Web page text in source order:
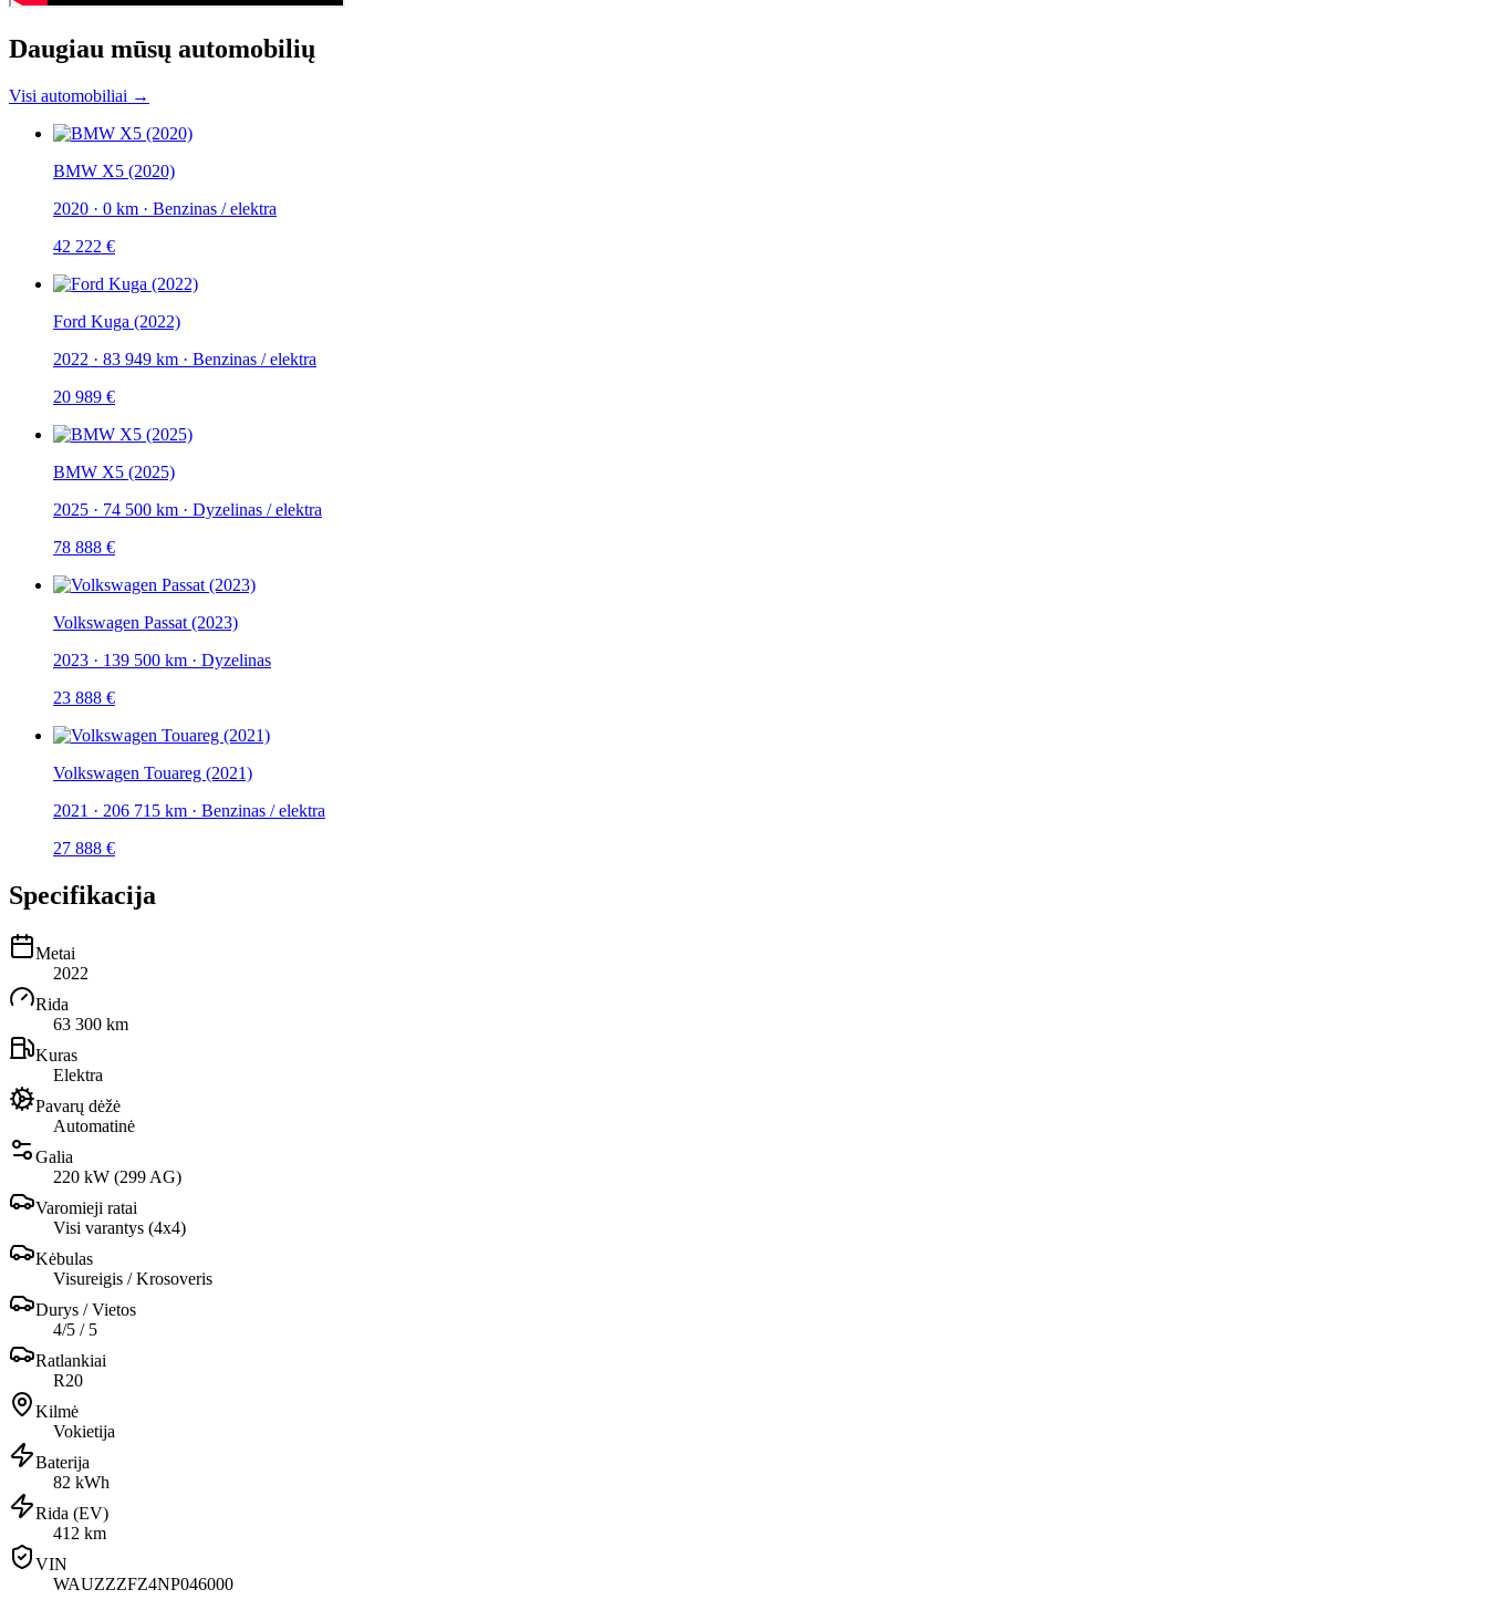
Daugiau mūsų automobilių
Visi automobiliai →
BMW X5 (2020)
2020 · 0 km · Benzinas / elektra
42 222 €
Ford Kuga (2022)
2022 · 83 949 km · Benzinas / elektra
20 989 €
BMW X5 (2025)
2025 · 74 500 km · Dyzelinas / elektra
78 888 €
Volkswagen Passat (2023)
2023 · 139 500 km · Dyzelinas
23 888 €
Volkswagen Touareg (2021)
2021 · 206 715 km · Benzinas / elektra
27 888 €
Specifikacija
Metai
2022
Rida
63 300 km
Kuras
Elektra
Pavarų dėžė
Automatinė
Galia
220 kW (299 AG)
Varomieji ratai
Visi varantys (4х4)
Kėbulas
Visureigis / Krosoveris
Durys / Vietos
4/5 / 5
Ratlankiai
R20
Kilmė
Vokietija
Baterija
82 kWh
Rida (EV)
412 km
VIN
WAUZZZFZ4NP046000